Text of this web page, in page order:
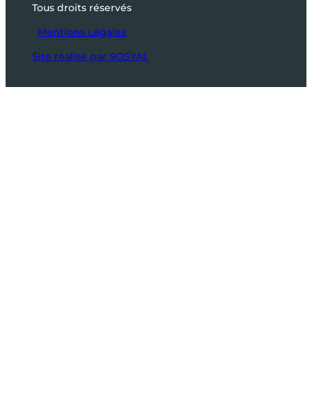
Tous droits réservés
Mentions Légales
Site réalisé par SOSYAL